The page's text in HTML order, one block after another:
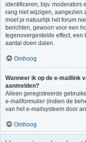
identificeren, bijv. moderators
rang niet wijzigen, aangezien
moet je natuurlijk het forum
berichten, gewoon voor een
tegenovergestelde effect, een
aantal doen dalen.
Omhoog
Wanneer ik op de e-maillink
aanmelden?
Alleen geregistreerde
e-mailformulier (indien de
van het e-mailsysteem door
Omhoog